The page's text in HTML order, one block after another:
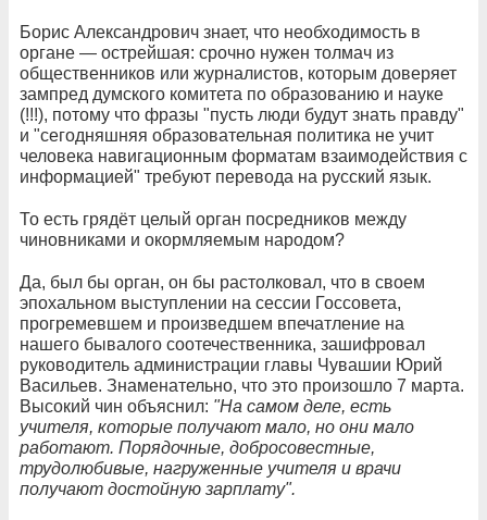
Борис Александрович знает, что необходимость в
органе — острейшая: срочно нужен толмач из
общественников или журналистов, которым доверяет
зампред думского комитета по образованию и науке
(!!!), потому что фразы "пусть люди будут знать правду"
и "сегодняшняя образовательная политика не учит
человека навигационным форматам взаимодействия с
информацией" требуют перевода на русский язык.
То есть грядёт целый орган посредников между
чиновниками и окормляемым народом?
Да, был бы орган, он бы растолковал, что в своем
эпохальном выступлении на сессии Госсовета,
прогремевшем и произведшем впечатление на
нашего бывалого соотечественника, зашифровал
руководитель администрации главы Чувашии Юрий
Васильев. Знаменательно, что это произошло 7 марта.
Высокий чин объяснил: "На самом деле, есть
учителя, которые получают мало, но они мало
работают. Порядочные, добросовестные,
трудолюбивые, нагруженные учителя и врачи
получают достойную зарплату".